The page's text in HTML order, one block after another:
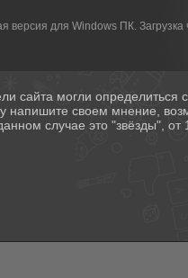
для Windows ПК. Загрузка
сайта могли
напишите своем мнение,
случае это "звёзды", от